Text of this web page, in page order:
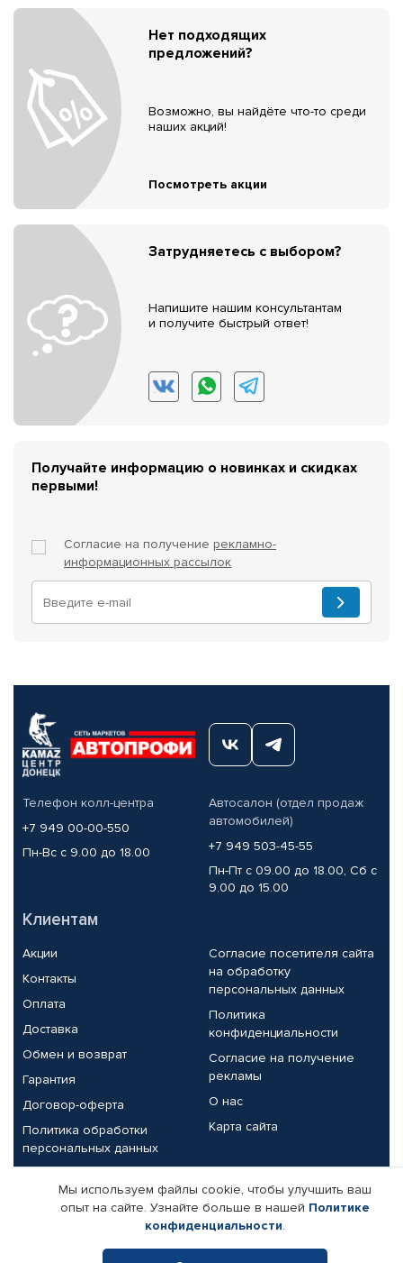
Нет подходящих
предложений?
Возможно, вы найдёте что-то среди
наших акций!
Посмотреть акции
Затрудняетесь с выбором?
Напишите нашим консультантам
и получите быстрый ответ!
Получайте информацию о новинках и скидках
первыми!
Согласие на получение рекламно-
информационных рассылок
Телефон колл-центра
+7 949 00-00-550
Пн-Вс с 9.00 до 18.00
Автосалон (отдел продаж
автомобилей)
+7 949 503-45-55
Пн-Пт с 09.00 до 18.00, Сб с
9.00 до 15.00
Клиентам
Акции
Контакты
Оплата
Доставка
Обмен и возврат
Гарантия
Договор-оферта
Политика обработки
персональных данных
Согласие посетителя сайта
на обработку
персональных данных
Политика
конфиденциальности
Согласие на получение
рекламы
О нас
Карта сайта
Партнерам
Корпоративным клиентам
Поставщикам
Реквизиты компании
Мы используем файлы cookie, чтобы улучшить ваш
опыт на сайте. Узнайте больше в нашей Политике
конфиденциальности.